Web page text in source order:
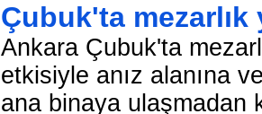
Çubuk'ta mezarlık
Ankara Çubuk'ta
etkisiyle anız alanına
ana binaya ulaşmadan